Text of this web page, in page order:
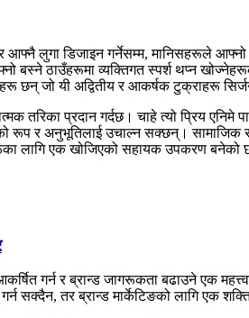
लुगा डिजाइन गर्नेसम्म, मानिसहरूले आफ्नो
ठाउँहरूमा व्यक्तिगत स्पर्श थप्न
छन् जो यी अद्वितीय र आकर्षक टुक्राहरू
प्रदान गर्दछ। चाहे त्यो प्रिय एनिमे
र अनुभूतिलाई उचाल्न सक्छन्। सामाजिक
लागि एक खोजिएको सहायक उपकरण बनेको
गर्न र ब्रान्ड जागरूकता बढाउने एक
सक्दैन, तर ब्रान्ड मार्केटिङको लागि एक